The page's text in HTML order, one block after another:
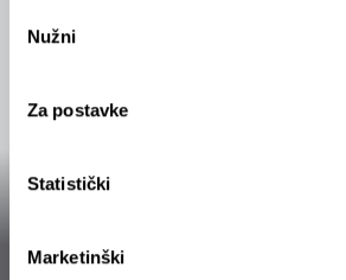
pristanka
Nužni
Za postavke
Statistički
Marketinški